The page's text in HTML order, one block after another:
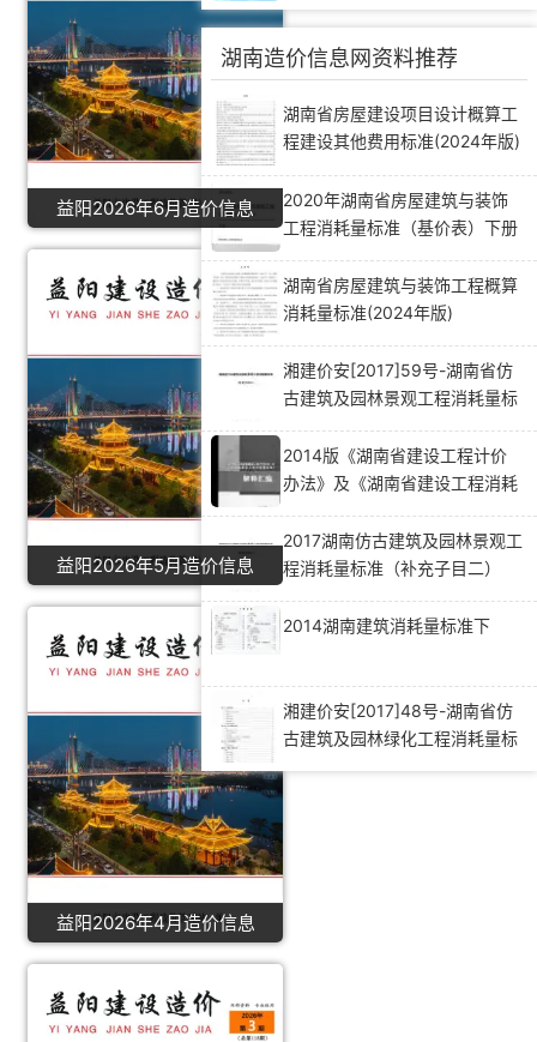
益阳2026年6月造价信息
益阳2026年5月造价信息
益阳2026年4月造价信息
湖南造价信息网资料推荐
湖南省房屋建设项目设计概算工
程建设其他费用标准(2024年版)
2020年湖南省房屋建筑与装饰
工程消耗量标准（基价表）下册
湖南省房屋建筑与装饰工程概算
消耗量标准(2024年版)
湘建价安[2017]59号-湖南省仿
古建筑及园林景观工程消耗量标
2014版《湖南省建设工程计价
办法》及《湖南省建设工程消耗
2017湖南仿古建筑及园林景观工
程消耗量标准（补充子目二）
2014湖南建筑消耗量标准下
湘建价安[2017]48号-湖南省仿
古建筑及园林绿化工程消耗量标